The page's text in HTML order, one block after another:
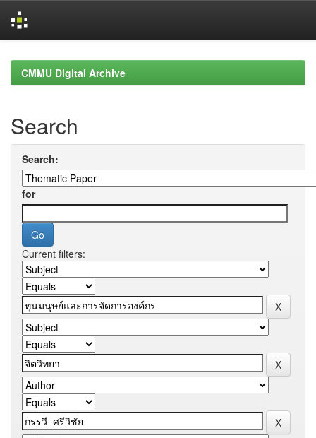
navigationCMMU Digital Archive
Search
Search:
for
Current filters: